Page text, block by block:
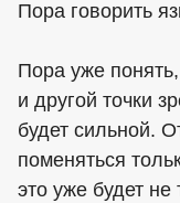
Пора говорить
Пора уже
и другой точки
будет сильной.
поменяться
это уже будет